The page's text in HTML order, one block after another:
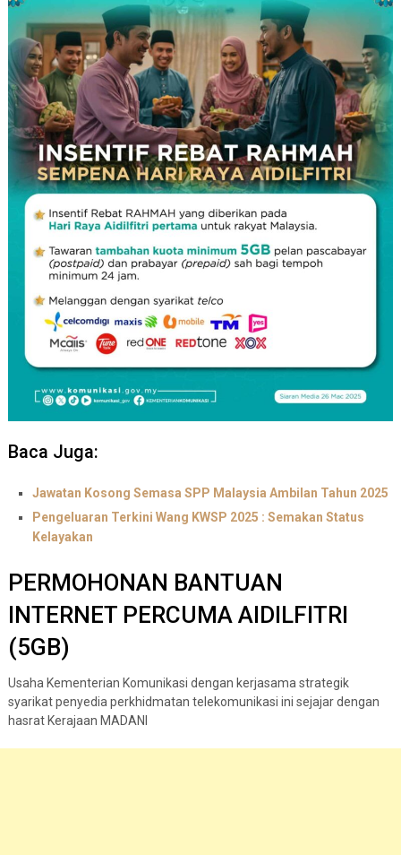
Baca Juga:
Jawatan Kosong Semasa SPP Malaysia Ambilan Tahun 2025
Pengeluaran Terkini Wang KWSP 2025 : Semakan Status
Kelayakan
PERMOHONAN BANTUAN
INTERNET PERCUMA AIDILFITRI
(5GB)
Usaha Kementerian Komunikasi dengan kerjasama strategik
syarikat penyedia perkhidmatan telekomunikasi ini sejajar dengan
hasrat Kerajaan MADANI